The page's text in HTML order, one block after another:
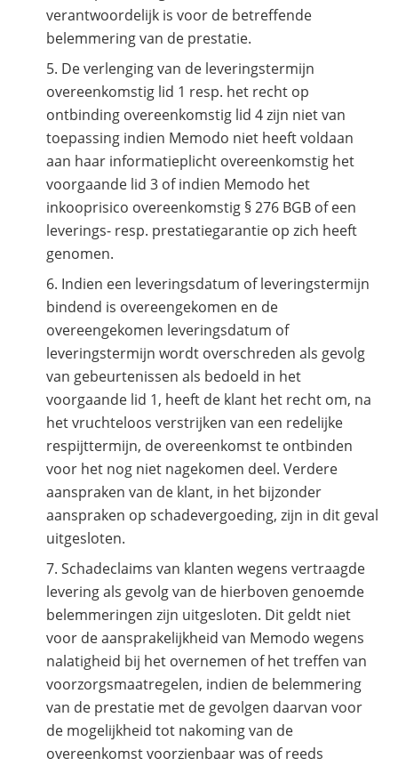
verantwoordelijk is voor de betreffende
belemmering van de prestatie.
De verlenging van de leveringstermijn
overeenkomstig lid 1 resp. het recht op
ontbinding overeenkomstig lid 4 zijn niet van
toepassing indien Memodo niet heeft voldaan
aan haar informatieplicht overeenkomstig het
voorgaande lid 3 of indien Memodo het
inkooprisico overeenkomstig § 276 BGB of een
leverings- resp. prestatiegarantie op zich heeft
genomen.
Indien een leveringsdatum of leveringstermijn
bindend is overeengekomen en de
overeengekomen leveringsdatum of
leveringstermijn wordt overschreden als gevolg
van gebeurtenissen als bedoeld in het
voorgaande lid 1, heeft de klant het recht om, na
het vruchteloos verstrijken van een redelijke
respijttermijn, de overeenkomst te ontbinden
voor het nog niet nagekomen deel. Verdere
aanspraken van de klant, in het bijzonder
aanspraken op schadevergoeding, zijn in dit geval
uitgesloten.
Schadeclaims van klanten wegens vertraagde
levering als gevolg van de hierboven genoemde
belemmeringen zijn uitgesloten. Dit geldt niet
voor de aansprakelijkheid van Memodo wegens
nalatigheid bij het overnemen of het treffen van
voorzorgsmaatregelen, indien de belemmering
van de prestatie met de gevolgen daarvan voor
de mogelijkheid tot nakoming van de
overeenkomst voorzienbaar was of reeds